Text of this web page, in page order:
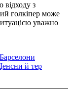
з
голкіпер може
уважно
й тер